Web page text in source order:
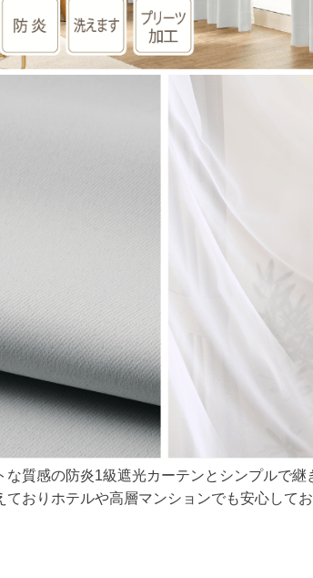
質感の防炎1級遮光カーテンとシンプルで継
ておりホテルや高層マンションでも安心してお